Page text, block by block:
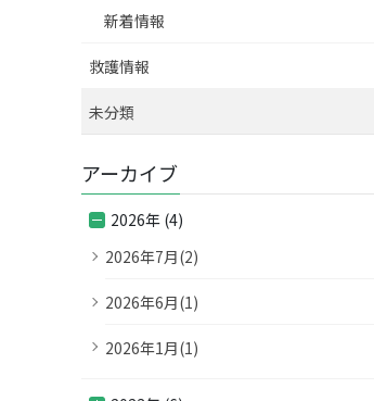
新着情報
救護情報
未分類
アーカイブ
2026年 (4)
2026年7月(2)
2026年6月(1)
2026年1月(1)